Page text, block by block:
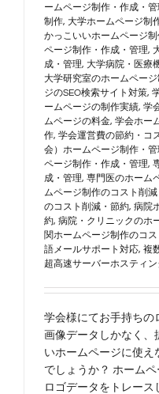
ームページ制作・作成・管
制作, 大学ホームページ制
かっこいいホームページ
ページ制作・作成・管理,
成・管理, 大学病院・医療
大学研究室のホームペー
ジのSEO検索サイト対策,
ームページの制作実績, 学
ムページの料金, 学会ホー
作, 学会運営費の節約・コ
会）ホームページ制作・管
ページ制作・作成・管理,
成・管理, 専門医のホーム
ムページ制作のコスト削
のコスト削減・節約, 病院
約, 病院・クリニックのホ
関ホームページ制作のコ
語メールサポート対応, 複
超高速サーバーホスティン
学会様にてお手持ちの
画像データしかなく、
いホームページに使え
でしょうか？ ホーム
ロゴデータをトレー